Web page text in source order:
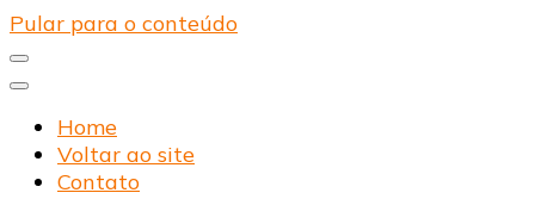
Pular para o conteúdo
Home
Voltar ao site
Contato